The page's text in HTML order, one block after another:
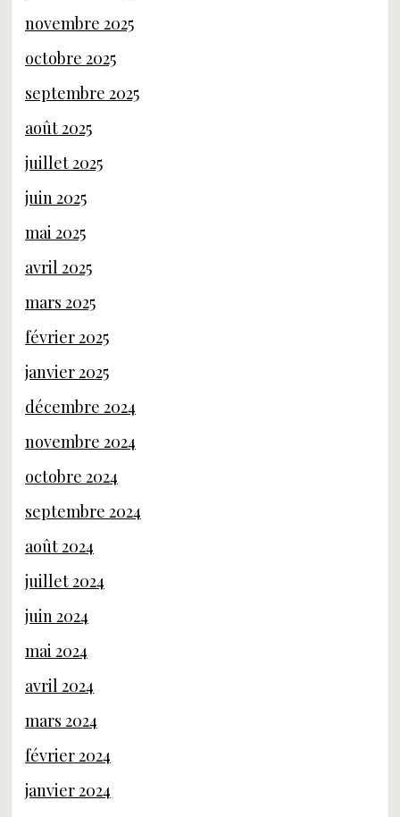
novembre 2025
octobre 2025
septembre 2025
août 2025
juillet 2025
juin 2025
mai 2025
avril 2025
mars 2025
février 2025
janvier 2025
décembre 2024
novembre 2024
octobre 2024
septembre 2024
août 2024
juillet 2024
juin 2024
mai 2024
avril 2024
mars 2024
février 2024
janvier 2024